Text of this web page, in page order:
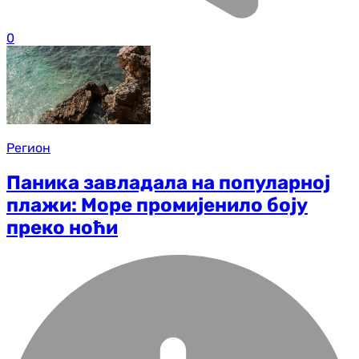
0
Регион
Паника завладала на популарној
плажи: Море промијенило боју
преко ноћи